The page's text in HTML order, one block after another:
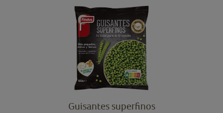
Guisantes superfinos